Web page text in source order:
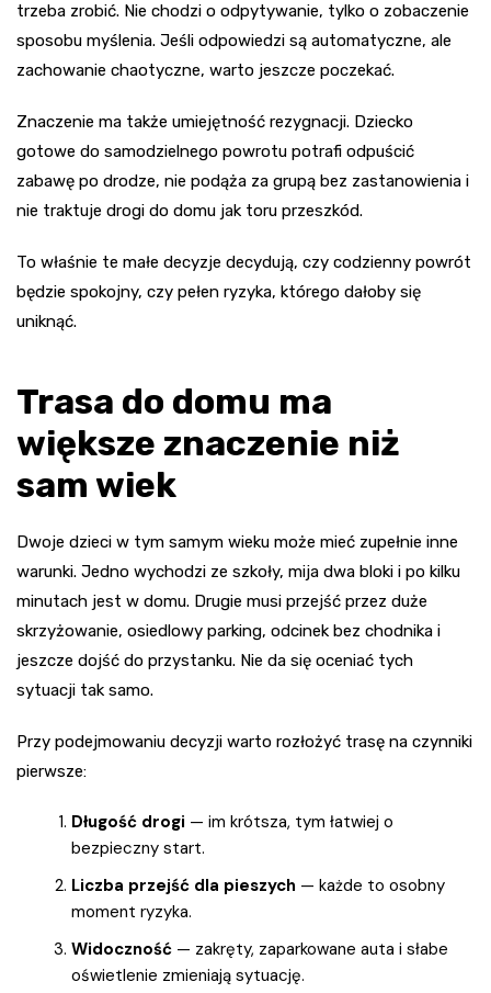
trzeba zrobić. Nie chodzi o odpytywanie, tylko o zobaczenie
sposobu myślenia. Jeśli odpowiedzi są automatyczne, ale
zachowanie chaotyczne, warto jeszcze poczekać.
Znaczenie ma także umiejętność rezygnacji. Dziecko
gotowe do samodzielnego powrotu potrafi odpuścić
zabawę po drodze, nie podąża za grupą bez zastanowienia i
nie traktuje drogi do domu jak toru przeszkód.
To właśnie te małe decyzje decydują, czy codzienny powrót
będzie spokojny, czy pełen ryzyka, którego dałoby się
uniknąć.
Trasa do domu ma
większe znaczenie niż
sam wiek
Dwoje dzieci w tym samym wieku może mieć zupełnie inne
warunki. Jedno wychodzi ze szkoły, mija dwa bloki i po kilku
minutach jest w domu. Drugie musi przejść przez duże
skrzyżowanie, osiedlowy parking, odcinek bez chodnika i
jeszcze dojść do przystanku. Nie da się oceniać tych
sytuacji tak samo.
Przy podejmowaniu decyzji warto rozłożyć trasę na czynniki
pierwsze:
Długość drogi — im krótsza, tym łatwiej o
bezpieczny start.
Liczba przejść dla pieszych — każde to osobny
moment ryzyka.
Widoczność — zakręty, zaparkowane auta i słabe
oświetlenie zmieniają sytuację.